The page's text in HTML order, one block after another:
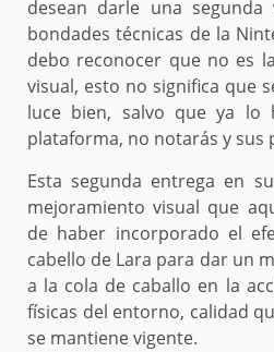
desean darle una
bondades técnicas de la
debo reconocer que no es
visual, esto no significa que
luce bien, salvo que ya lo
plataforma, no notarás y sus
Esta segunda entrega en
mejoramiento visual que
de haber incorporado el
cabello de Lara para dar un
a la cola de caballo en la
físicas del entorno, calidad
se mantiene vigente.